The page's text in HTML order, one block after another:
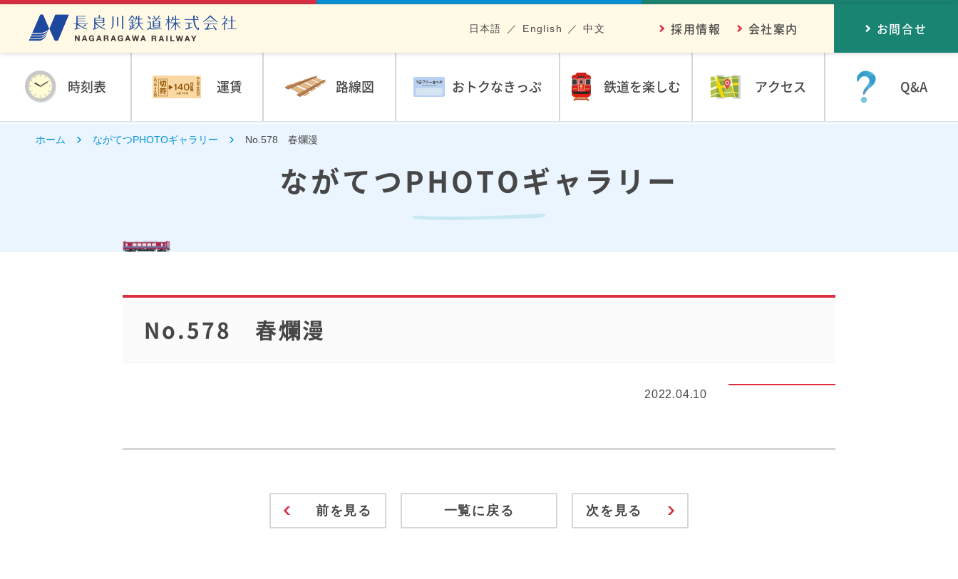
時刻表 運賃 路線図 おトクなきっぷ 鉄道を楽しむ アクセス Q&A
採用情報 会社案内
日本語 English 中文 お問合せ
ホーム ながてつPHOTOギャラリー No.578 春爛漫
ながてつPHOTOギャラリー
No.578 春爛漫
2022.04.10
前を見る 一覧に戻る 次を見る